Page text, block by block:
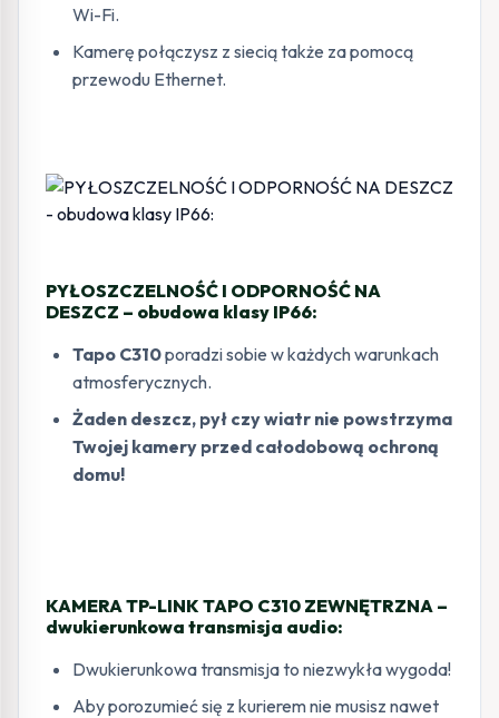
Wi-Fi.
Kamerę połączysz z siecią także za pomocą
przewodu Ethernet.
PYŁOSZCZELNOŚĆ I ODPORNOŚĆ NA
DESZCZ – obudowa klasy IP66:
Tapo C310poradzi sobie w każdych warunkach
atmosferycznych.
Żaden deszcz, pył czy wiatr nie powstrzyma
Twojej kamery przed całodobową ochroną
domu!
KAMERA TP-LINK TAPO C310 ZEWNĘTRZNA –
dwukierunkowa transmisja audio:
Dwukierunkowa transmisja to niezwykła wygoda!
Aby porozumieć się z kurierem nie musisz nawet